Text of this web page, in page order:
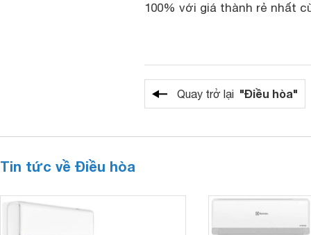
100% với giá thành rẻ nhất
Quay trở lại "Điều hòa"
Tin tức về Điều hòa